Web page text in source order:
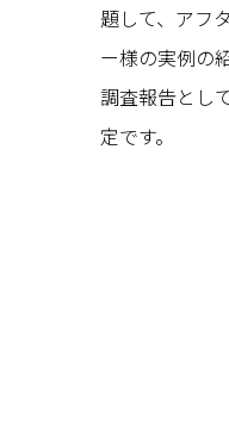
題して、アフ
ー様の実例の
調査報告とし
定です。